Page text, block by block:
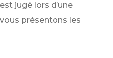
jugé lors d’une
présentons les